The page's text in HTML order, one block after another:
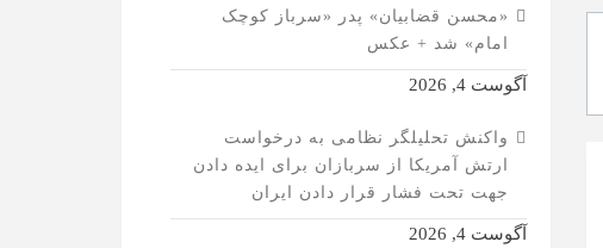
«محسن قضابیان» پدر «سرباز کوچک
امام» شد + عکس
آگوست 4, 2026
واکنش تحلیلگر نظامی به درخواست
ارتش آمریکا از سربازان برای ایده دادن
جهت تحت فشار قرار دادن ایران
آگوست 4, 2026